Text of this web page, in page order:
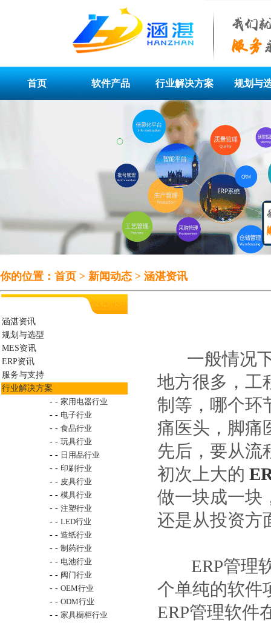
首页 软件产品 行业解决方案 规划与
你的位置： 首页 > 新闻动态 > 涵湛资讯
涵湛资讯
规划与选型
MES资讯
ERP资讯
服务与支持
行业解决方案
- - 家用电器行业
- - 电子行业
- - 食品行业
- - 玩具行业
- - 日用品行业
- - 印刷行业
- - 皮具行业
- - 模具行业
- - 注塑行业
- - LED行业
- - 造纸行业
- - 制药行业
- - 电池行业
- - 阀门行业
- - OEM行业
- - ODM行业
- - 家具橱柜行业
一般情况下
地方很多，工
制等，哪个环
痛医头，脚痛
先后，要从流
初次上大的
做一块成一块
还是从投资方
ERP管理软
个单纯的软件
ERP管理软件